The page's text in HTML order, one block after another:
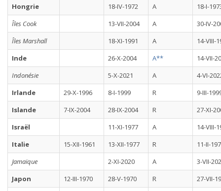
Hongrie 18-IV-1972 A
18-I-
Îles Cook
13-VII-2004 A
30-IV-
Îles Marshall
18-XI-1991 A
14-VIII-
Inde
26-X-2004 A**
14-VII-
Indonésie
5-X-2021 A
4-VI-
Irlande
29-X-1996 8-I-1999 R
9-III-
Islande
7-IX-2004 28-IX-2004 R
27-XI-
Israël
11-XI-1977 A
14-VIII-
Italie
15-XII-1961 13-XII-1977 R
11-II-
Jamaïque
2-XI-2020 A
3-VII-
Japon
12-III-1970 28-V-1970 R
27-VII-